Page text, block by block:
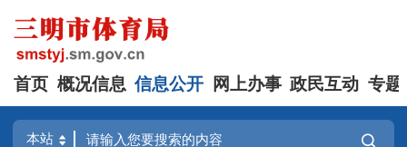
首页 概况信息 信息公开 网上办事 政民互动 专题